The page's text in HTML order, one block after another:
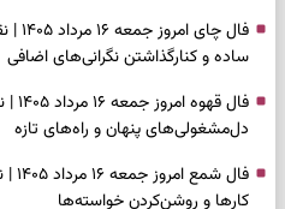
فال
ساده و کنارگذاشتن نگرانی‌های اضافی
دل‌مشغولی‌های پنهان و راه‌های تازه
کارها و روشن‌کردن خواسته‌ها